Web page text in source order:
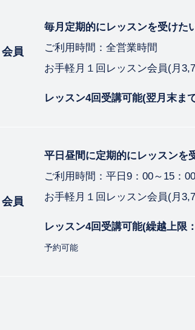
員
毎月定期的にレッスンを受けた
ご利用時間：全営業時間
お手軽月１回レッスン会員(月
レッスン4回受講可能(翌月末ま
員
平日昼間に定期的にレッスンを
ご利用時間：平日9：00～15：
お手軽月１回レッスン会員(月
レッスン4回受講可能(繰越上
予約可能